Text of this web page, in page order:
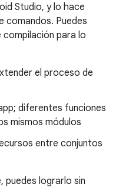
Studio, y lo hace
comandos. Puedes
compilación para lo
el proceso de
diferentes funciones
mismos módulos
entre conjuntos
puedes lograrlo sin